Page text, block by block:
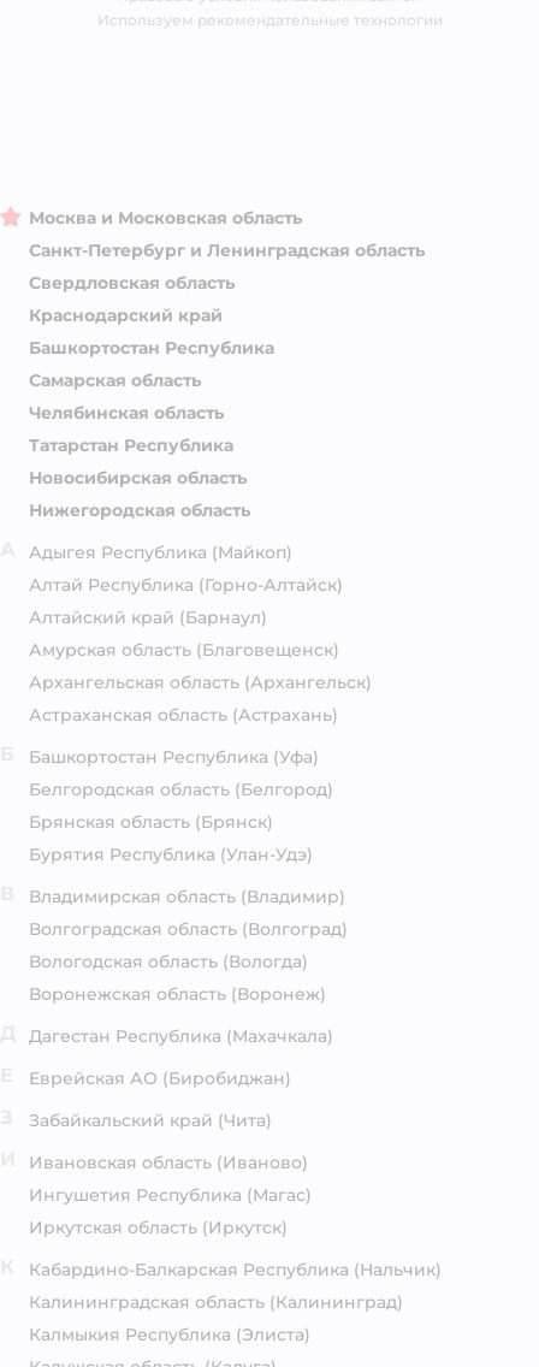
Используем рекомендательные технологии
Москва и Московская область
Санкт-Петербург и Ленинградская область
Свердловская область
Краснодарский край
Башкортостан Республика
Самарская область
Челябинская область
Татарстан Республика
Новосибирская область
Нижегородская область
Адыгея Республика (Майкоп)
Алтай Республика (Горно-Алтайск)
Алтайский край (Барнаул)
Амурская область (Благовещенск)
Архангельская область (Архангельск)
Астраханская область (Астрахань)
Башкортостан Республика (Уфа)
Белгородская область (Белгород)
Брянская область (Брянск)
Бурятия Республика (Улан-Удэ)
Владимирская область (Владимир)
Волгоградская область (Волгоград)
Вологодская область (Вологда)
Воронежская область (Воронеж)
Дагестан Республика (Махачкала)
Еврейская АО (Биробиджан)
Забайкальский край (Чита)
Ивановская область (Иваново)
Ингушетия Республика (Магас)
Иркутская область (Иркутск)
Кабардино-Балкарская Республика (Нальчик)
Калининградская область (Калининград)
Калмыкия Республика (Элиста)